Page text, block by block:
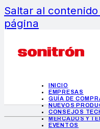
Saltar al
página
INICIO
EMPRESAS
GUÍA DE
NUEVOS
CONSEJOS
MERCADOS Y
EVENTOS